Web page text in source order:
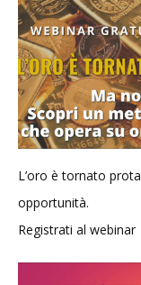
L’oro è tornato
opportunità.
Registrati al webinar